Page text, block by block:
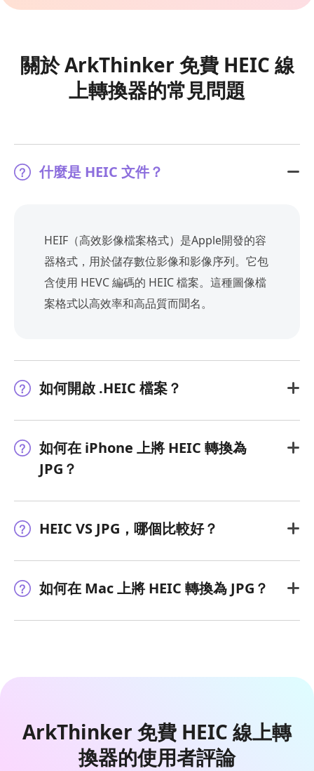
關於 ArkThinker 免費 HEIC 線
上轉換器的常見問題
什麼是 HEIC 文件？
HEIF（高效影像檔案格式）是Apple開發的容
器格式，用於儲存數位影像和影像序列。它包
含使用 HEVC 編碼的 HEIC 檔案。這種圖像檔
案格式以高效率和高品質而聞名。
如何開啟 .HEIC 檔案？
如何在 iPhone 上將 HEIC 轉換為
JPG？
HEIC VS JPG，哪個比較好？
如何在 Mac 上將 HEIC 轉換為 JPG？
ArkThinker 免費 HEIC 線上轉
換器的使用者評論